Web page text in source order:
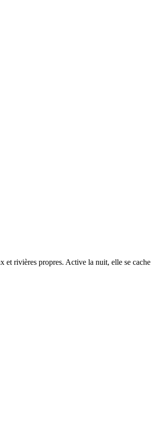
rivières propres. Active la nuit, elle se